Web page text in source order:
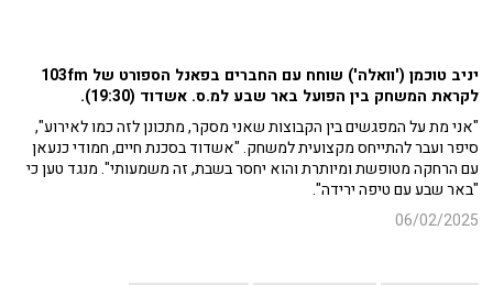
יניב טוכמן ('וואלה') שוחח עם החברים בפאנל הספורט של 103fm
לקראת המשחק בין הפועל באר שבע למ.ס. אשדוד (19:30).
"אני מת על המפגשים בין הקבוצות שאני מסקר, מתכונן לזה כמו לאירוע",
סיפר ועבר להתייחס מקצועית למשחק. "אשדוד בסכנת חיים, חמודי כנעאן
עם הרחקה מטופשת ומיותרת והוא יחסר בשבת, זה משמעותי". מנגד טען כי
"באר שבע עם טיפה ירידה".
06/02/2025